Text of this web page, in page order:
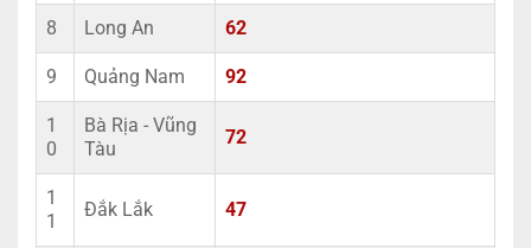
8 Long An 62
9 Quảng Nam 92
1
0
Bà Rịa - Vũng
Tàu
72
1
1
Đắk Lắk 47